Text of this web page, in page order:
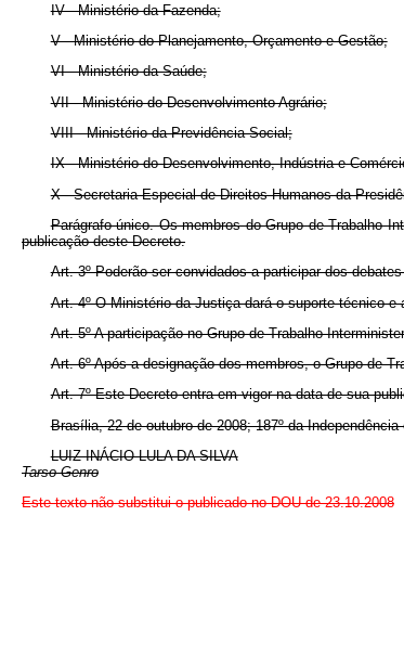
IV - Ministério da Fazenda;
V - Ministério do Planejamento, Orçamento e Gestão;
VI - Ministério da Saúde;
VII - Ministério do Desenvolvimento Agrário;
VIII - Ministério da Previdência Social;
IX - Ministério do Desenvolvimento, Indústria e
X - Secretaria Especial de Direitos Humanos da
Parágrafo único. Os membros do Grupo de Trabalho
publicação deste Decreto.
Art. 3º Poderão ser convidados a participar dos
Art. 4º O Ministério da Justiça dará o suporte técnico
Art. 5º A participação no Grupo de Trabalho
Art. 6º Após a designação dos membros, o Grupo de
Art. 7º Este Decreto entra em vigor na data de sua
Brasília, 22 de outubro de 2008; 187º da Independência
LUIZ INÁCIO LULA DA SILVA
Tarso Genro
Este texto não substitui o publicado no DOU de 23.10.2008